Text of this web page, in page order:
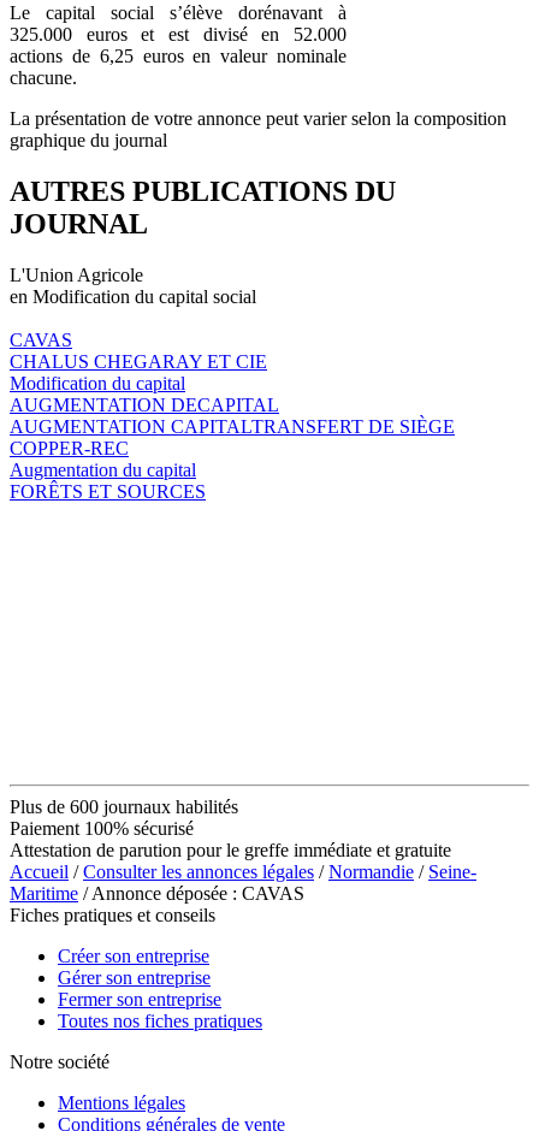
Le capital social s’élève dorénavant à
325.000 euros et est divisé en 52.000
actions de 6,25 euros en valeur nominale
chacune.
La présentation de votre annonce peut varier selon la composition
graphique du journal
AUTRES PUBLICATIONS DU
JOURNAL
L'Union Agricole
en Modification du capital social
CAVAS
CHALUS CHEGARAY ET CIE
Modification du capital
AUGMENTATION DECAPITAL
AUGMENTATION CAPITALTRANSFERT DE SIÈGE
COPPER-REC
Augmentation du capital
FORÊTS ET SOURCES
Plus de 600 journaux habilités
Paiement 100% sécurisé
Attestation de parution pour le greffe immédiate et gratuite
Accueil /Consulter les annonces légales /Normandie / Seine-
Maritime / Annonce déposée : CAVAS
Fiches pratiques et conseils
Créer son entreprise
Gérer son entreprise
Fermer son entreprise
Toutes nos fiches pratiques
Notre société
Mentions légales
Conditions générales de vente